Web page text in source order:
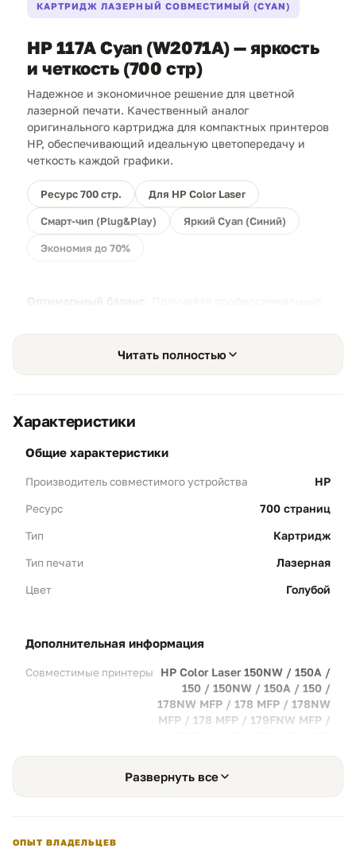
КАРТРИДЖ ЛАЗЕРНЫЙ СОВМЕСТИМЫЙ (CYAN)
HP 117A Cyan (W2071A) — яркость
и четкость (700 стр)
Надежное и экономичное решение для цветной
лазерной печати. Качественный аналог
оригинального картриджа для компактных принтеров
HP, обеспечивающий идеальную цветопередачу и
четкость каждой графики.
Ресурс 700 стр. Для HP Color Laser
Смарт-чип (Plug&Play) Яркий Cyan (Синий)
Экономия до 70%
Оптимальный баланс.
при этом высокую четкость и презентабельность
каждой страницы.
01 Насыщенный цвет
HQ-результат:
Тонер премиум-класса
цвет. Это гарантирует сочность ваших
Цветопередача:
Точное соответствие
цветовому профилю HP для естественного
Рациональная экономия
Низкая себестоимость:Снижение затрат
на цветную печать до 70% по сравнению с
оригинальными комплектующими.
Печатайте больше, не беспокоясь о
по честной цене для домашнего офиса или
Читать полностью
Характеристики
общие характеристики
Производитель совместимого устройства HP
Ресурс 700 страниц
Тип Картридж
Тип печати Лазерная
Цвет Голубой
дополнительная информация
Совместимые принтеры
HP Color Laser 150NW / 150A /
150 / 150NW / 150A / 150 /
178NW MFP / 178 MFP / 178NW
MFP / 178 MFP / 179FNW MFP /
Развернуть все
ОПЫТ ВЛАДЕЛЬЦЕВ